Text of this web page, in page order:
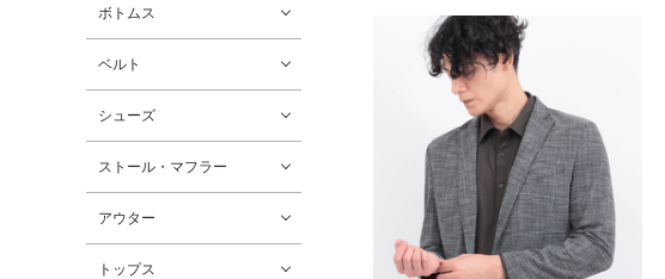
ボトムス
ベルト
シューズ
ストール・マフラー
アウター
トップス